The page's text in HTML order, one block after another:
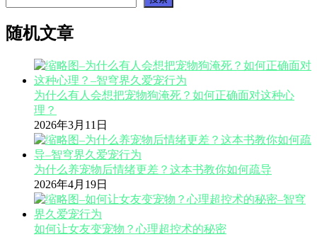
随机文章
为什么有人会想把宠物狗淹死？如何正确面对这种心
理？
2026年3月11日
为什么养宠物后情绪更差？这本书教你如何疏导
2026年4月19日
如何让女友变宠物？心理超控术的秘密